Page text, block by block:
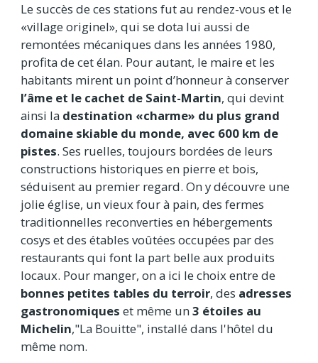
Le succès de ces stations fut au rendez-vous et le
«village originel», qui se dota lui aussi de
remontées mécaniques dans les années 1980,
profita de cet élan. Pour autant, le maire et les
habitants mirent un point d’honneur à conserver
l’âme et le cachet de Saint-Martin, qui devint
ainsi la destination «charme» du plus grand
domaine skiable du monde, avec 600 km de
pistes. Ses ruelles, toujours bordées de leurs
constructions historiques en pierre et bois,
séduisent au premier regard. On y découvre une
jolie église, un vieux four à pain, des fermes
traditionnelles reconverties en hébergements
cosys et des étables voûtées occupées par des
restaurants qui font la part belle aux produits
locaux. Pour manger, on a ici le choix entre de
bonnes petites tables du terroir, des adresses
gastronomiques et même un3 étoiles au
Michelin,"La Bouitte", installé dans l'hôtel du
même nom.